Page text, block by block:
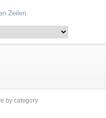
by category